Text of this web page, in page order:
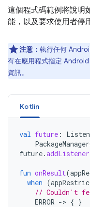
這個程式碼範例將說明
能，以及要求使用者停
注意： 執行任何
有在應用程式指定
資訊。
Kotlin
val future :
future.addListener
fun onResult(
when (
// Couldn't
ERROR -> { }